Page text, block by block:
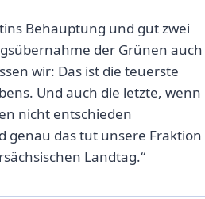
Behauptung und gut zwei
der Grünen auch
wir: Das ist die teuerste
Und auch die letzte, wenn
nicht entschieden
genau das tut unsere Fraktion
Landtag.“